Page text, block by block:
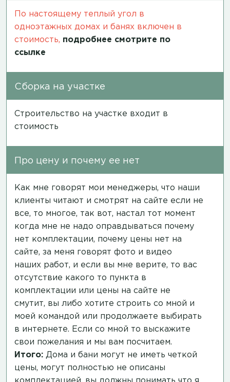
По настоящему теплый угол в
одноэтажных домах и банях включен в
стоимость, подробнее смотрите по
ссылке
Сборка на участке
Строительство на участке входит в
стоимость
Про цену и почему ее нет
Как мне говорят мои менеджеры, что наши
клиенты читают и смотрят на сайте если не
все, то многое, так вот, настал тот момент
когда мне не надо оправдываться почему
нет комплектации, почему цены нет на
сайте, за меня говорят фото и видео
наших работ, и если вы мне верите, то вас
отсутствие какого то пункта в
комплектации или цены на сайте не
смутит, вы либо хотите строить со мной и
моей командой или продолжаете выбирать
в интернете. Если со мной то выскажите
свои пожелания и мы вам посчитаем.
Итого: Дома и бани могут не иметь четкой
цены, могут полностью не описаны